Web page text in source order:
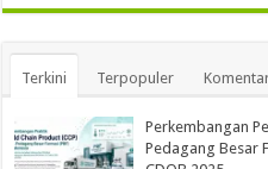
Terkini Terpopuler
Perkembangan
Pedagang Besar